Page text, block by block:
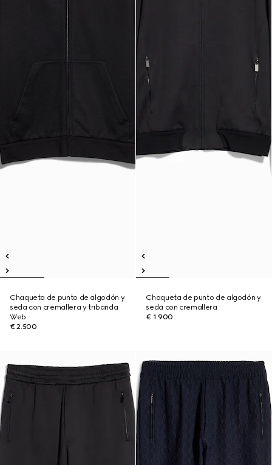
Chaqueta de punto de algodón y
seda con cremallera y tribanda
Web
€ 2.500
Chaqueta de punto de algodón y
seda con cremallera
€ 1.900